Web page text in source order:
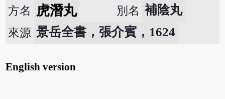
方名 虎潛丸 別名 補陰丸
來源 景岳全書，張介賓，1624
English version